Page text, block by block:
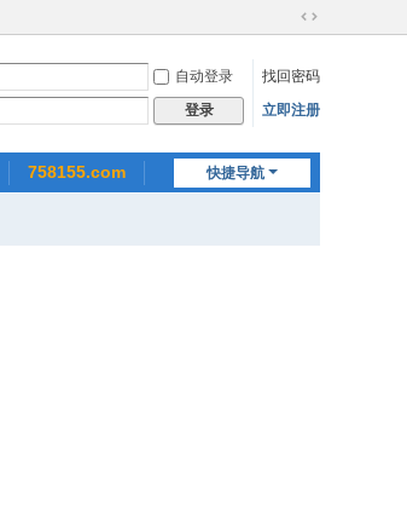
切
到
宽
自动登录
找回密码
登录 立即注册
快捷导航
758155.com